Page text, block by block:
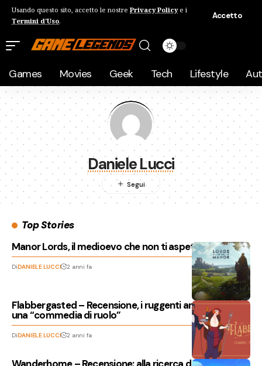
Usando questo sito, accetto le nostre Privacy Policye i
Termini d'Uso.
Accetto
Games Movies Geek Tech Lifestyle
Daniele Lucci
Top Stories
Manor Lords, il medioevo che non ti aspetti
DiDANIELE LUCCI 2 anni fa
Flabbergasted – Recensione, i ruggenti anni venti in
una “commedia di ruolo”
DiDANIELE LUCCI 2 anni fa